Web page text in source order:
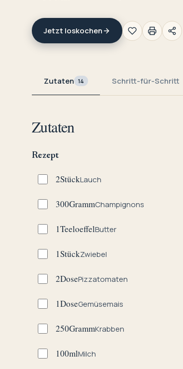
Jetzt loskochen
Zutaten 14 Schritt-für-Schritt
Zutaten
Rezept
2StückLauch
300GrammChampignons
1TeeloeffelButter
1StückZwiebel
2DosePizzatomaten
1DoseGemüsemais
250GrammKrabben
100mlMilch